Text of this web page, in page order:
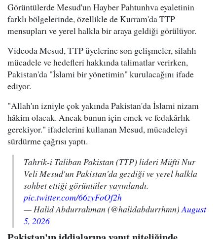
Görüntülerde Mesud'un Hayber Pahtunhva eyaletinin
farklı bölgelerinde, özellikle de Kurram'da TTP
mensupları ve yerel halkla bir araya geldiği görülüyor.
Videoda Mesud, TTP üyelerine son gelişmeler, silahlı
mücadele ve hedefleri hakkında talimatlar verirken,
Pakistan'da "İslami bir yönetimin" kurulacağını ifade
ediyor.
"Allah'ın izniyle çok yakında Pakistan'da İslami nizam
hâkim olacak. Ancak bunun için emek ve fedakârlık
gerekiyor." ifadelerini kullanan Mesud, mücadeleyi
sürdürme çağrısı yaptı.
Tahrik-i Taliban Pakistan (TTP) lideri Müfti Nur
Veli Mesud'un Pakistan'da gezdiği ve yerel halkla
sohbet ettiği görüntüler yayınlandı.
pic.twitter.com/66zyFoOf2h
— Halid Abdurrahman (@halidabdurrhmn) August
5, 2026